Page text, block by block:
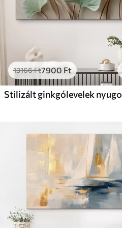
13166Ft7900 Ft